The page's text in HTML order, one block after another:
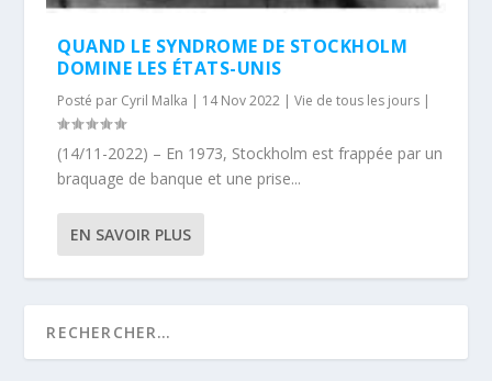
QUAND LE SYNDROME DE STOCKHOLM
DOMINE LES ÉTATS-UNIS
Posté par Cyril Malka | 14 Nov 2022 |Vie de tous les jours |
(14/11-2022) – En 1973, Stockholm est frappée par un
braquage de banque et une prise...
EN SAVOIR PLUS